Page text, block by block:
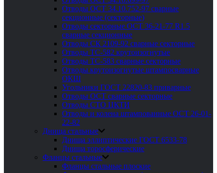
Отводы ОСТ 34.10.752-97 сварные
секционные (секторные)
Отводы секторные ОСТ 36-21-77 R1.5
сварные секционные
Отводы СК 2109-92 сварные секторные
Отводы ТС-582 крутоизогнутые
Отводы ТС-583 сварные секторные
Отводы крутоизогнутые штампосварные
ОКШ
Угольники ГОСТ 22820-83 приварные
Отводы ОСТ сварные секторные
Отводы СТО ЦКТИ
Отводы и колена штампованные ОСТ 26-01-
22-82
Днища стальные
Днища эллиптические ГОСТ 6533-78
Днища торосферические
Фланцы стальные
Фланцы стальные плоские